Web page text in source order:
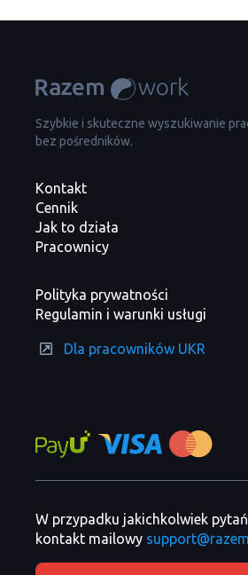
Szybkie i skuteczne wyszukiwanie
bez pośredników.
Kontakt
Cennik
Jak to działa
Pracownicy
Polityka prywatności
Regulamin i warunki usługi
Dla pracowników UKR
W przypadku jakichkolwiek
kontakt mailowy